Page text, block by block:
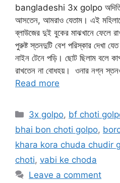
bangladeshi 3x golpo অদিতির
আসতেন, আমরাও যেতাম। এই মহিলাকে
ব্লাউজের দুই বুকের মাঝখানে ফেলে
পুরুষ্ট স্তনদুটি বেশ পরিস্কার দেখা
নাইন টেনে পড়ি। ছোট ছিলাম বলে
রাখতেন না বোধহয়। ওনার নগ্ন
Read more
Categories
3x golpo, bf choti
bhai bon choti golpo,
khara kora chuda chudir
choti, vabi ke choda
Leave a comment